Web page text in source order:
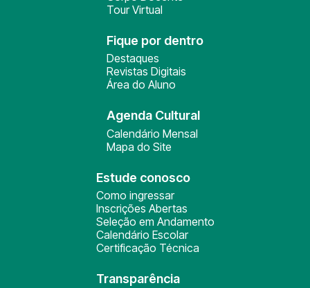
Tour Virtual
Fique por dentro
Destaques
Revistas Digitais
Área do Aluno
Agenda Cultural
Calendário Mensal
Mapa do Site
Estude conosco
Como ingressar
Inscrições Abertas
Seleção em Andamento
Calendário Escolar
Certificação Técnica
Transparência